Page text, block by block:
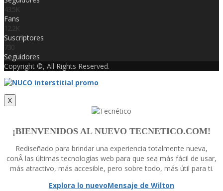
43.5K
Fans
12.2K
Suscriptores
730
Seguidores
Copyright ©, All Rights Reserved.
X
¡BIENVENIDOS AL NUEVO TECNETICO.COM!
Rediseñado para brindar una experiencia totalmente nueva,
conÂ las últimas tecnologí­as web para que sea más fácil de usar,
más atractivo, más accesible, pero sobre todo, más útil para ti.
Explora lo nuevoMensaje de Wilton